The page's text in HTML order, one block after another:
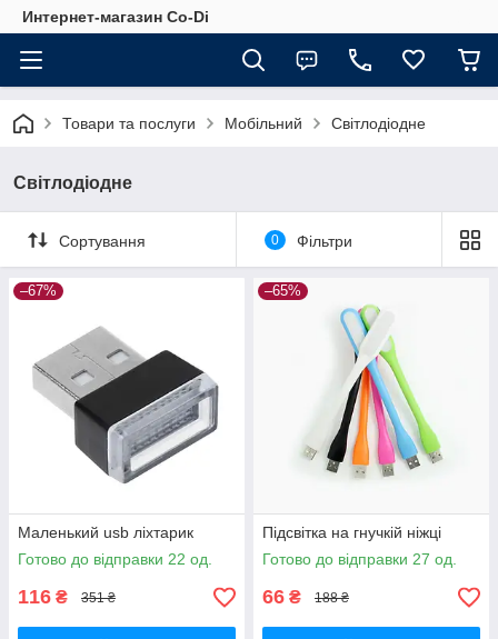
Интернет-магазин Co-Di
Товари та послуги Мобільний Світлодіодне
Світлодіодне
Сортування 0 Фільтри
–67%
Маленький usb ліхтарик
Готово до відправки 22 од.
116 ₴ 351 ₴
–65%
Підсвітка на гнучкій ніжці
Готово до відправки 27 од.
66 ₴ 188 ₴